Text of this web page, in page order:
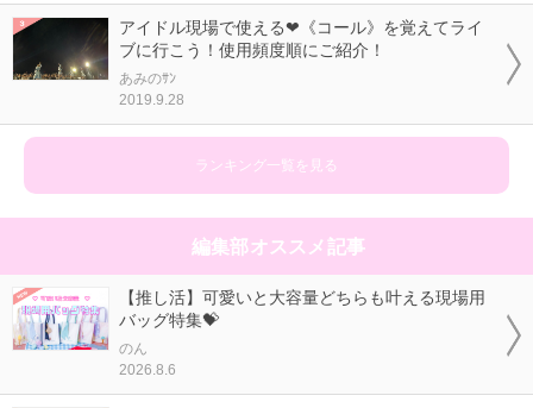
アイドル現場で使える❤《コール》を覚えてライ
ブに行こう！使用頻度順にご紹介！
あみのｻﾝ
2019.9.28
ランキング一覧を見る
編集部オススメ記事
【推し活】可愛いと大容量どちらも叶える現場用
バッグ特集💝
のん
2026.8.6